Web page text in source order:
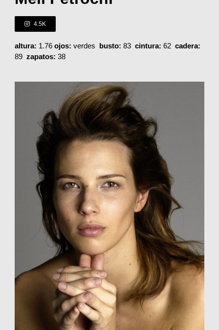
4.5K
altura: 1.76 ojos: verdes busto: 83 cintura: 62 cadera:
89 zapatos: 38